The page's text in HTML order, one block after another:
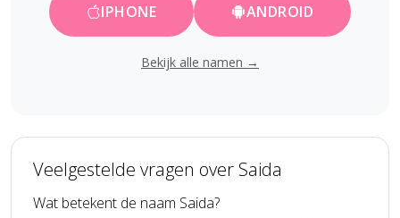
IPHONE ANDROID
Bekijk alle namen →
Veelgestelde vragen over Saida
Wat betekent de naam Saida?